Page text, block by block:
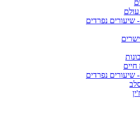
שיעורים נפרדים
שיעורים נפרדים